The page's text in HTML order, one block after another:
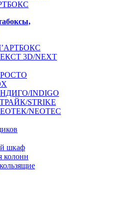
3D/NEXT
INDIGO
STRIKE
NEOTEC
шкаф
колонн